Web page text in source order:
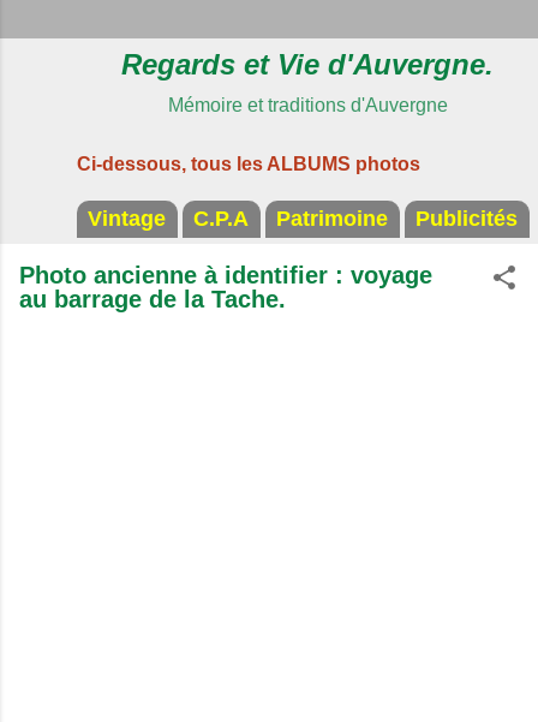
Regards et Vie d'Auvergne.
Mémoire et traditions d'Auvergne
Ci-dessous, tous les ALBUMS photos
Vintage C.P.A Patrimoine Publicités
Photo ancienne à identifier : voyage
au barrage de la Tache.